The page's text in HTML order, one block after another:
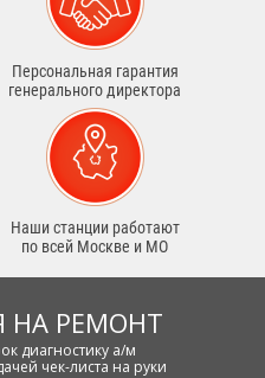
Персональная гарантия
генерального директора
Наши станции работают
по всей Москве и МО
НА РЕМОНТ
диагностику а/м
чек-листа на руки